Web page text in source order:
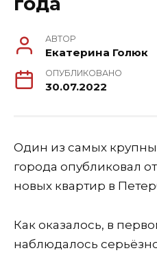
АВТОР
Екатерина Голюк
ОПУБЛИКОВАНО
30.07.2022
Один из самых
города опубликовал
новых квартир в
Как оказалось, в
наблюдалось